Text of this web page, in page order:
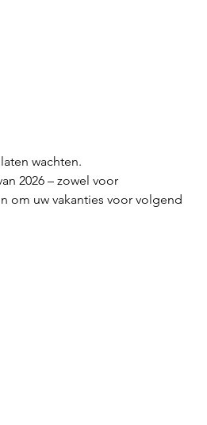
wachten.
2026 – zowel voor
om uw vakanties voor volgend